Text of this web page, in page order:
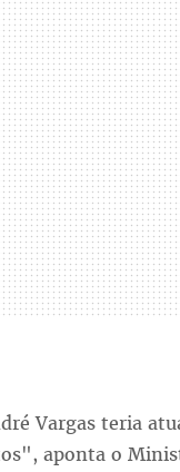
Vargas teria
aponta o